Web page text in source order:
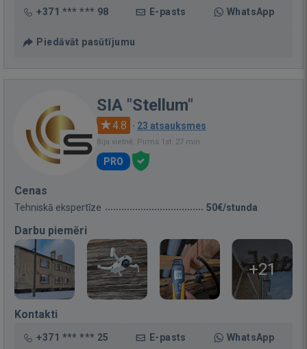
+371 *** *** 98 E-pasts WhatsApp
Piedāvāt pasūtījumu
SIA "Stellum"
4.8 · 23 atsauksmes
Bija vietnē: Pirms 1st. 27 min.
PRO
Cenas
Tehniskā ekspertīze 50€/stunda
Darbu piemēri
+21
Kontakti
+371 *** *** 25 E-pasts WhatsApp